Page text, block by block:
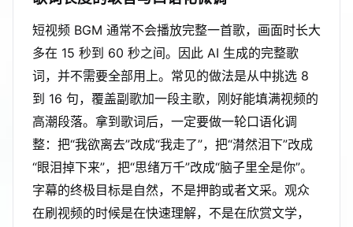
短视频 BGM 通常不会播放完整一首歌，画面时长大
多在 15 秒到 60 秒之间。因此 AI 生成的完整歌
词，并不需要全部用上。常见的做法是从中挑选 8
到 16 句，覆盖副歌加一段主歌，刚好能填满视频的
高潮段落。拿到歌词后，一定要做一轮口语化调
整：把“我欲离去”改成“我走了”，把“潸然泪下”改成
“眼泪掉下来”，把“思绪万千”改成“脑子里全是你”。
字幕的终极目标是自然，不是押韵或者文采。观众
在刷视频的时候是在快速理解，不是在欣赏文学，